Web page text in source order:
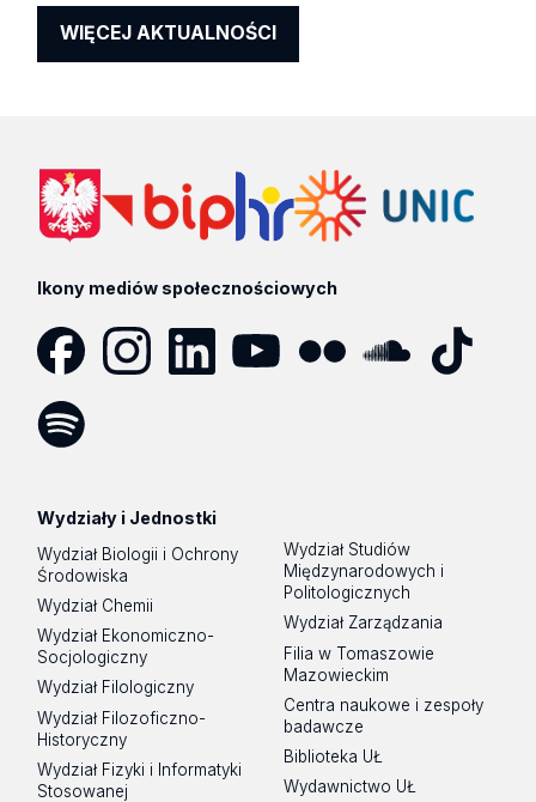
WIĘCEJ AKTUALNOŚCI
Ikony mediów społecznościowych
Wydziały i Jednostki
Wydział Biologii i Ochrony
Środowiska
Wydział Chemii
Wydział Ekonomiczno-
Socjologiczny
Wydział Filologiczny
Wydział Filozoficzno-
Historyczny
Wydział Fizyki i Informatyki
Stosowanej
Wydział Studiów
Międzynarodowych i
Politologicznych
Wydział Zarządzania
Filia w Tomaszowie
Mazowieckim
Centra naukowe i zespoły
badawcze
Biblioteka UŁ
Wydawnictwo UŁ